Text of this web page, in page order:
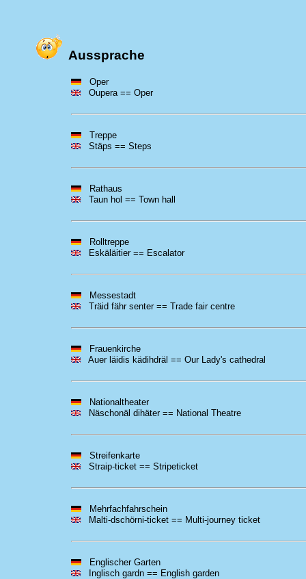
Aussprache
Oper
Oupera == Oper
Treppe
Stäps == Steps
Rathaus
Taun hol == Town hall
Rolltreppe
Eskäläitier == Escalator
Messestadt
Träid fähr senter == Trade fair centre
Frauenkirche
Auer läidis kädihdräl == Our Lady's cathedral
Nationaltheater
Näschonäl dihäter == National Theatre
Streifenkarte
Straip-ticket == Stripeticket
Mehrfachfahrschein
Malti-dschörni-ticket == Multi-journey ticket
Englischer Garten
Inglisch gardn == English garden